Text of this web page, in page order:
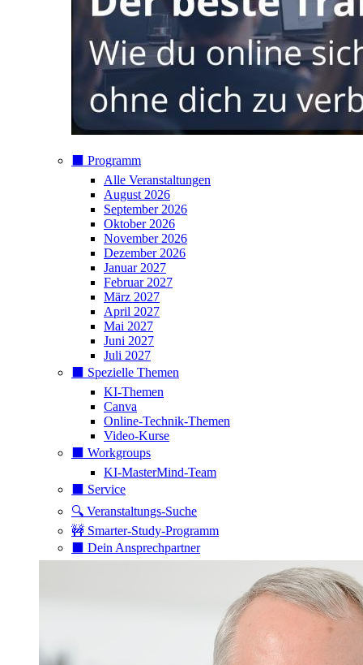
⬛️ Programm
Alle Veranstaltungen
August 2026
September 2026
Oktober 2026
November 2026
Dezember 2026
Januar 2027
Februar 2027
März 2027
April 2027
Mai 2027
Juni 2027
Juli 2027
⬛️ Spezielle Themen
KI-Themen
Canva
Online-Technik-Themen
Video-Kurse
⬛️ Workgroups
KI-MasterMind-Team
⬛️ Service
🔍 Veranstaltungs-Suche
🚧 Smarter-Study-Programm
⬛️ Dein Ansprechpartner